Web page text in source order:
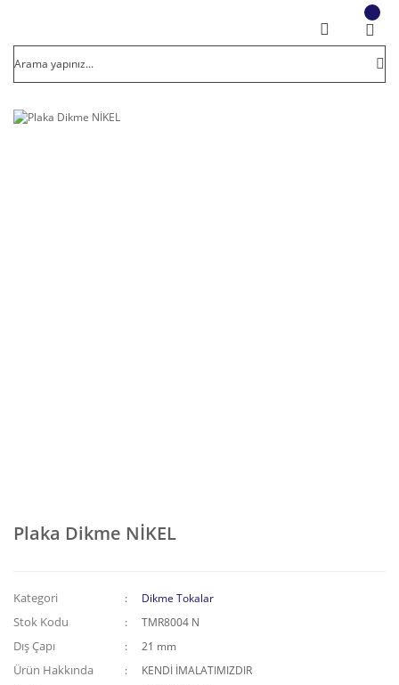
Plaka Dikme NİKEL
Kategori Dikme Tokalar
Stok Kodu TMR8004 N
Dış Çapı 21 mm
Ürün Hakkında KENDİ İMALATIMIZDIR